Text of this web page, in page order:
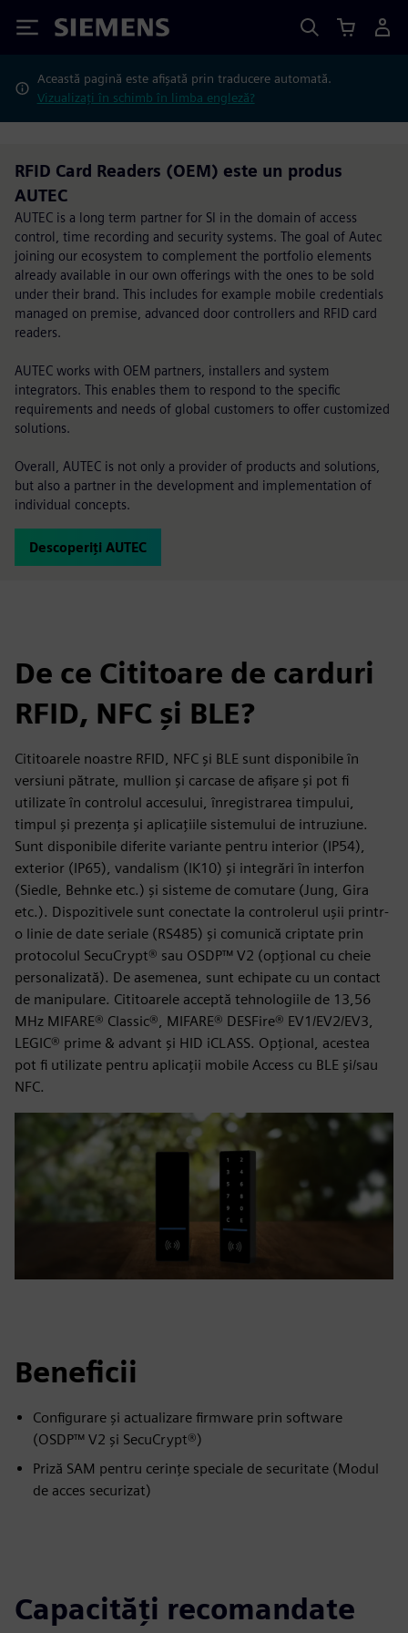
Siemens
Această pagină este afișată prin traducere automată.
Vizualizați în schimb în limba engleză?
RFID Card Readers (OEM) este un produs
AUTEC
AUTEC is a long term partner for SI in the domain of access
control, time recording and security systems. The goal of Autec
joining our ecosystem to complement the portfolio elements
already available in our own offerings with the ones to be sold
under their brand. This includes for example mobile credentials
managed on premise, advanced door controllers and RFID card
readers.
AUTEC works with OEM partners, installers and system
integrators. This enables them to respond to the specific
requirements and needs of global customers to offer customized
solutions.
Overall, AUTEC is not only a provider of products and solutions,
but also a partner in the development and implementation of
individual concepts.
Descoperiți AUTEC
De ce Cititoare de carduri
RFID, NFC și BLE?
Cititoarele noastre RFID, NFC și BLE sunt disponibile în
versiuni pătrate, mullion și carcase de afișare și pot fi
utilizate în controlul accesului, înregistrarea timpului,
timpul și prezența și aplicațiile sistemului de intruziune.
Sunt disponibile diferite variante pentru interior (IP54),
exterior (IP65), vandalism (IK10) și integrări în interfon
(Siedle, Behnke etc.) și sisteme de comutare (Jung, Gira
etc.). Dispozitivele sunt conectate la controlerul ușii printr-
o linie de date seriale (RS485) și comunică criptate prin
protocolul SecuCrypt® sau OSDP™ V2 (opțional cu cheie
personalizată). De asemenea, sunt echipate cu un contact
de manipulare. Cititoarele acceptă tehnologiile de 13,56
MHz MIFARE® Classic®, MIFARE® DESFire® EV1/EV2/EV3,
LEGIC® prime & advant și HID iCLASS. Opțional, acestea
pot fi utilizate pentru aplicații mobile Access cu BLE și/sau
NFC.
Beneficii
Configurare și actualizare firmware prin software
(OSDP™ V2 și SecuCrypt®)
Priză SAM pentru cerințe speciale de securitate (Modul
de acces securizat)
Capacități recomandate